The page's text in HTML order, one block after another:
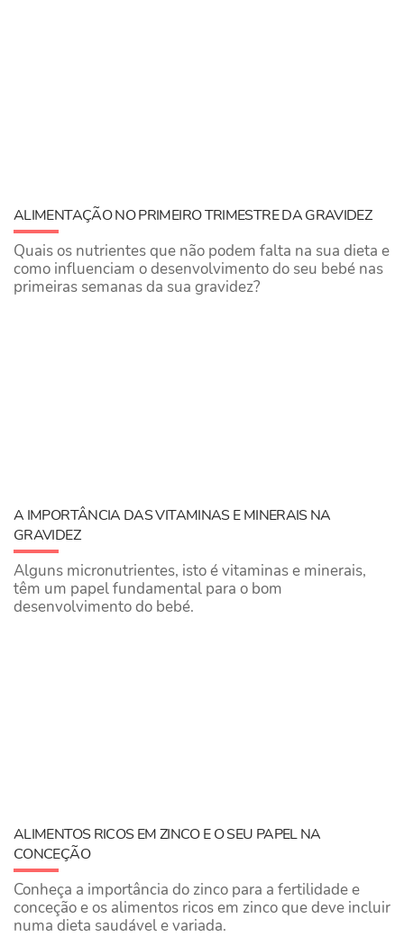
ALIMENTAÇÃO NO PRIMEIRO TRIMESTRE DA GRAVIDEZ
Quais os nutrientes que não podem falta na sua dieta e
como influenciam o desenvolvimento do seu bebé nas
primeiras semanas da sua gravidez?
A IMPORTÂNCIA DAS VITAMINAS E MINERAIS NA
GRAVIDEZ
Alguns micronutrientes, isto é vitaminas e minerais,
têm um papel fundamental para o bom
desenvolvimento do bebé.
ALIMENTOS RICOS EM ZINCO E O SEU PAPEL NA
CONCEÇÃO
Conheça a importância do zinco para a fertilidade e
conceção e os alimentos ricos em zinco que deve incluir
numa dieta saudável e variada.